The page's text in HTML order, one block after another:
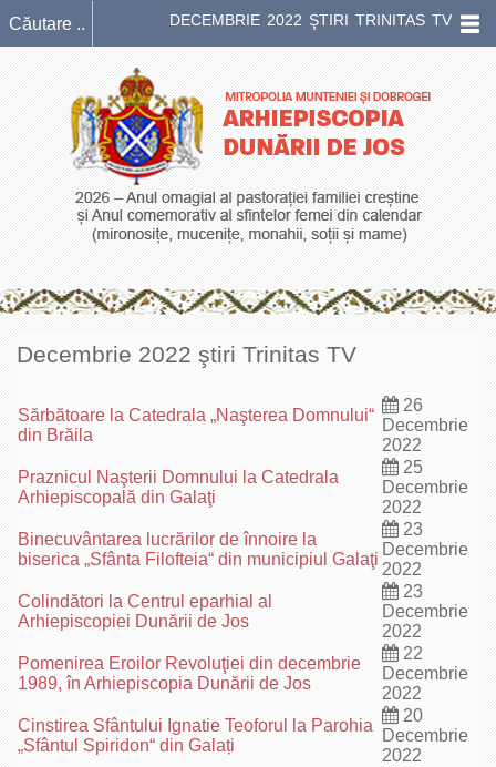
DECEMBRIE 2022 ŞTIRI TRINITAS TV
Decembrie 2022 ştiri Trinitas TV
Sărbătoare la Catedrala „Naşterea Domnului“
din Brăila
26
Decembrie
2022
Praznicul Naşterii Domnului la Catedrala
Arhiepiscopală din Galaţi
25
Decembrie
2022
Binecuvântarea lucrărilor de înnoire la
biserica „Sfânta Filofteia“ din municipiul Galaţi
23
Decembrie
2022
Colindători la Centrul eparhial al
Arhiepiscopiei Dunării de Jos
23
Decembrie
2022
Pomenirea Eroilor Revoluţiei din decembrie
1989, în Arhiepiscopia Dunării de Jos
22
Decembrie
2022
Cinstirea Sfântului Ignatie Teoforul la Parohia
„Sfântul Spiridon“ din Galați
20
Decembrie
2022